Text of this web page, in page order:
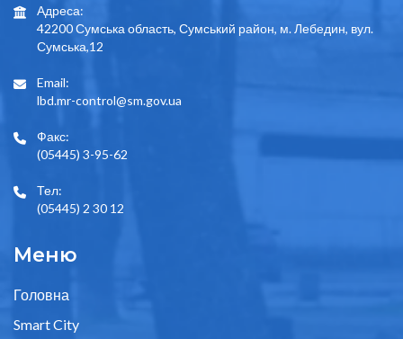
Адреса:
42200 Сумська область, Сумський район, м. Лебедин, вул.
Сумська,12
Email:
lbd.mr-control@sm.gov.ua
Факс:
(05445) 3-95-62
Тел:
(05445) 2 30 12
Меню
Головна
Smart City